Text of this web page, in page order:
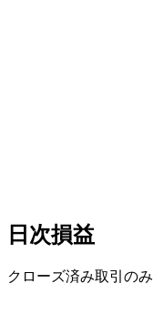
日次損益
クローズ済み取引のみ